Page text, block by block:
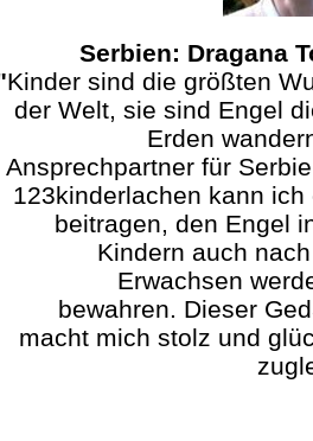
Serbien: Dragana
Kinder sind die größten
der Welt, sie sind Engel
Erden
Ansprechpartner für
123kinderlachen kann ich
beitragen, den Engel
Kindern auch
Erwachsen
bewahren. Dieser
macht mich stolz und